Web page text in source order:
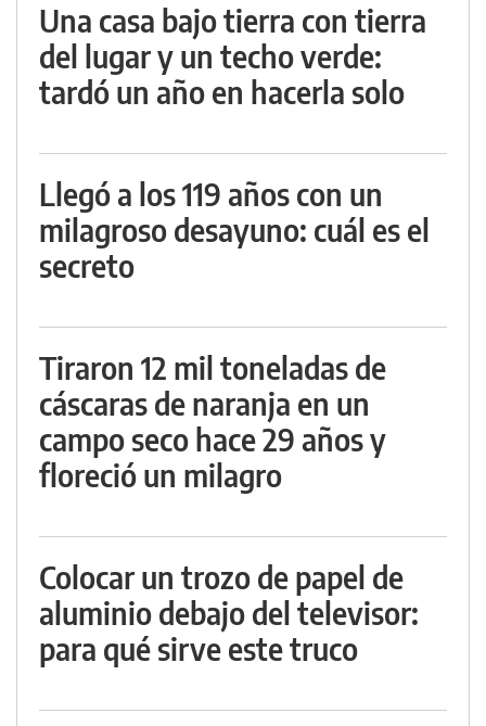
Una casa bajo tierra con tierra
del lugar y un techo verde:
tardó un año en hacerla solo
Llegó a los 119 años con un
milagroso desayuno: cuál es el
secreto
Tiraron 12 mil toneladas de
cáscaras de naranja en un
campo seco hace 29 años y
floreció un milagro
Colocar un trozo de papel de
aluminio debajo del televisor:
para qué sirve este truco